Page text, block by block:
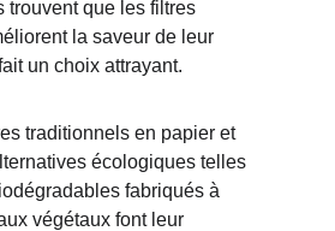
trouvent que les filtres
la saveur de leur
un choix attrayant.
traditionnels en papier et
écologiques telles
fabriqués à
végétaux font leur